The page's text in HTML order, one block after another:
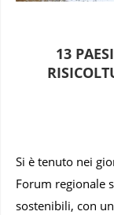
13
Si è tenuto nei
Forum regionale
sostenibili, con